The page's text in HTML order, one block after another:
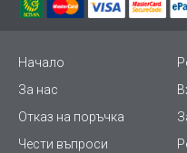
Начало
За нас
Отказ на поръчка
Чести въпроси